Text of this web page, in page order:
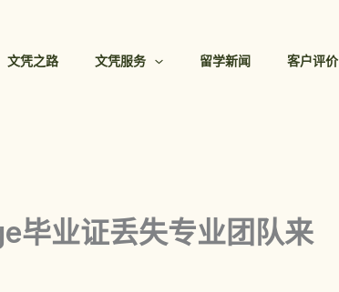
文凭之路 文凭服务 留学新闻 客户评价
毕业证丢失专业团队来